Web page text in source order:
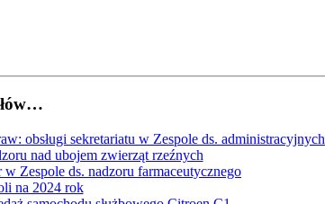
obsługi sekretariatu w Zespole ds. administracyjnych
nad ubojem zwierząt rzeźnych
Zespole ds. nadzoru farmaceutycznego
na 2024 rok